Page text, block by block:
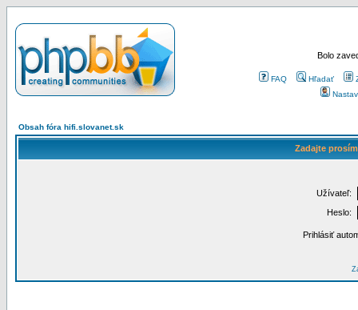
Bolo
FAQ Hľadať
Obsah fóra hifi.slovanet.sk
Zadajte
Užívateľ:
Heslo:
Prihlásiť